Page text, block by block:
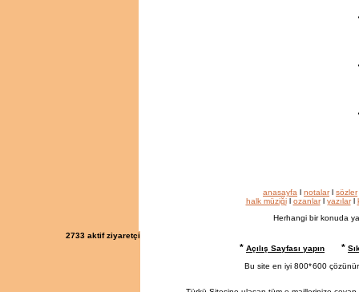
anasayfa l notalarl sözler
halk müziğil ozanlarl yazılarl
Herhangi bir konuda
2733 aktif ziyaretçi
* Açılış Sayfası yapın *
Bu site en iyi 800*600